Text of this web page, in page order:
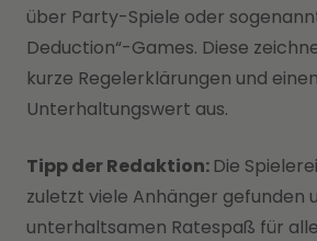
über Party-Spiele oder
Deduction“-Games. Diese
kurze Regelerklärungen und
Unterhaltungswert aus.
Tipp der Redaktion: Die
zuletzt viele Anhänger gefunden
unterhaltsamen Ratespaß für